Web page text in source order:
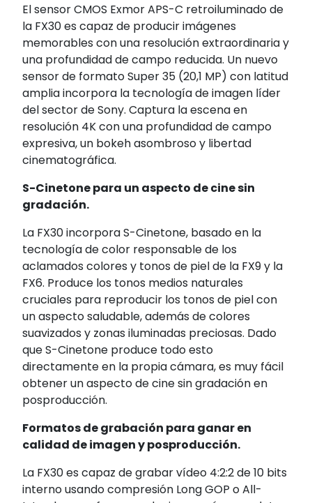
El sensor CMOS Exmor APS-C retroiluminado de
la FX30 es capaz de producir imágenes
memorables con una resolución extraordinaria y
una profundidad de campo reducida. Un nuevo
sensor de formato Super 35 (20,1 MP) con latitud
amplia incorpora la tecnología de imagen líder
del sector de Sony. Captura la escena en
resolución 4K con una profundidad de campo
expresiva, un bokeh asombroso y libertad
cinematográfica.
S-Cinetone para un aspecto de cine sin
gradación.
La FX30 incorpora S-Cinetone, basado en la
tecnología de color responsable de los
aclamados colores y tonos de piel de la FX9 y la
FX6. Produce los tonos medios naturales
cruciales para reproducir los tonos de piel con
un aspecto saludable, además de colores
suavizados y zonas iluminadas preciosas. Dado
que S-Cinetone produce todo esto
directamente en la propia cámara, es muy fácil
obtener un aspecto de cine sin gradación en
posproducción.
Formatos de grabación para ganar en
calidad de imagen y posproducción.
La FX30 es capaz de grabar vídeo 4:2:2 de 10 bits
interno usando compresión Long GOP o All-